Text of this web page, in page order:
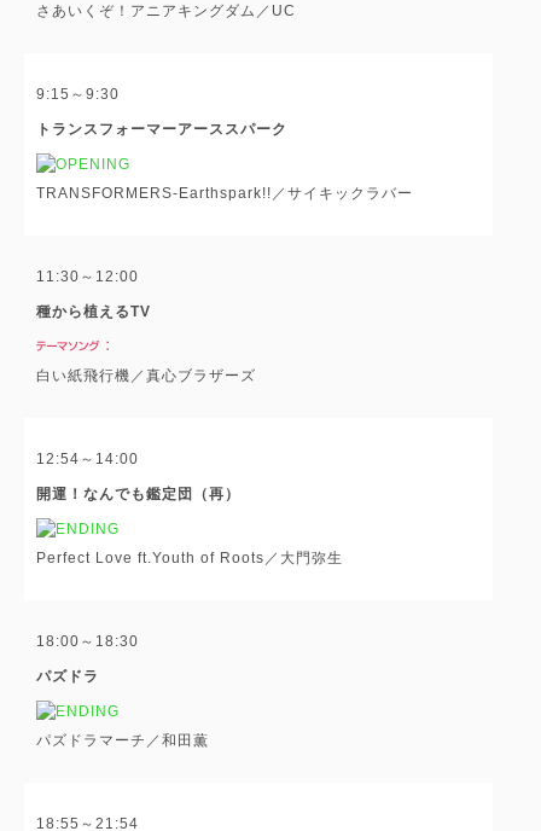
さあいくぞ！アニアキングダム／UC
9:15～9:30
トランスフォーマーアーススパーク
TRANSFORMERS-Earthspark!!／サイキックラバー
11:30～12:00
種から植えるTV
白い紙飛行機／真心ブラザーズ
12:54～14:00
開運！なんでも鑑定団（再）
Perfect Love ft.Youth of Roots／大門弥生
18:00～18:30
パズドラ
パズドラマーチ／和田薫
18:55～21:54